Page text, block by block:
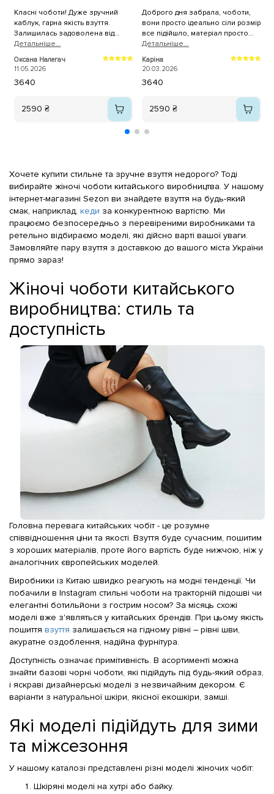
Класні чоботи! Дуже зручний
каблук, гарна якість взуття.
Залишилась задоволена від
покупки на всі 100%. Дякую!
Детальнiше...
Оксана Налегач
11.05.2026
3640
2590 ₴
Доброго дня забрала, чоботи,
вони просто ідеально сіли розмір
все підійшло, матеріал просто
вау, а доставка була
максимально швидкою, дуже вам
дякую 🙏🫂
Детальнiше...
Каріна
20.03.2026
3640
2590 ₴
Хочете купити стильне та зручне взуття недорого? Тоді
вибирайте жіночі чоботи китайського виробництва. У нашому
інтернет-магазині Sezon ви знайдете взуття на будь-який
смак, наприклад, кеди за конкурентною вартістю. Ми
працюємо безпосередньо з перевіреними виробниками та
ретельно відбираємо моделі, які дійсно варті вашої уваги.
Замовляйте пару взуття з доставкою до вашого міста України
прямо зараз!
Жіночі чоботи китайського
виробництва: стиль та
доступність
Головна перевага китайських чобіт - це розумне
співвідношення ціни та якості. Взуття буде сучасним, пошитим
з хороших матеріалів, проте його вартість буде нижчою, ніж у
аналогічних європейських моделей.
Виробники із Китаю швидко реагують на модні тенденції. Чи
побачили в Instagram стильні чоботи на тракторній підошві чи
елегантні ботильйони з гострим носом? За місяць схожі
моделі вже з'являться у китайських брендів. При цьому якість
пошиття взуття залишається на гідному рівні – рівні шви,
акуратне оздоблення, надійна фурнітура.
Доступність означає примітивність. В асортименті можна
знайти базові чорні чоботи, які підійдуть під будь-який образ,
і яскраві дизайнерські моделі з незвичайним декором. Є
варіанти з натуральної шкіри, якісної екошкіри, замші.
Які моделі підійдуть для зими
та міжсезоння
У нашому каталозі представлені різні моделі жіночих чобіт:
Шкіряні моделі на хутрі або байку.